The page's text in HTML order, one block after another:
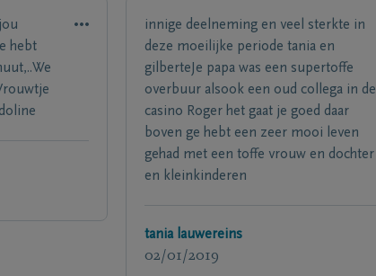
hebt
innige deelneming en veel sterkte in
deze moeilijke periode tania en
gilberteJe papa was een supertoffe
overbuur alsook een oud collega in de
casino Roger het gaat je goed daar
boven ge hebt een zeer mooi leven
gehad met een toffe vrouw en dochter
en kleinkinderen
tania lauwereins
02/01/2019